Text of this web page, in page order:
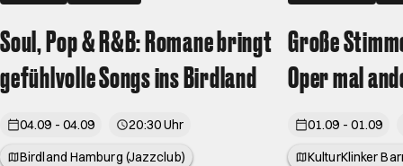
Soul, Pop & R&B: Romane bringt
gefühlvolle Songs ins Birdland
04.09 - 04.09
20:30 Uhr
Birdland Hamburg (Jazzclub)
Große
Oper mal
01.09 - 01.09
KulturKlinker